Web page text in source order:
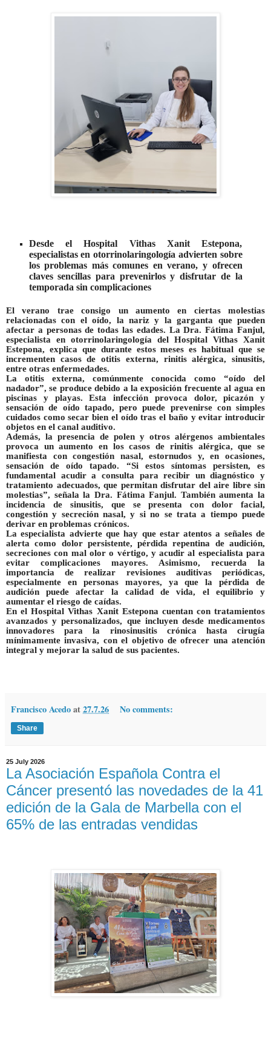
Desde el Hospital Vithas Xanit Estepona,
especialistas en otorrinolaringología advierten sobre
los problemas más comunes en verano, y ofrecen
claves sencillas para prevenirlos y disfrutar de la
temporada sin complicaciones
El verano trae consigo un aumento en ciertas molestias
relacionadas con el oído, la nariz y la garganta que pueden
afectar a personas de todas las edades. LaDra. Fátima Fanjul,
especialista en otorrinolaringología del Hospital Vithas Xanit
Estepona, explica que durante estos meses es habitual que se
incrementen casos de otitis externa, rinitis alérgica, sinusitis,
entre otras enfermedades.
La otitis externa, comúnmente conocida como “oído del
nadador”,se produce debido a la exposición frecuente al agua en
piscinas y playas. Esta infección provoca dolor, picazón y
sensación de oído tapado, pero puede prevenirse con simples
cuidados como secar bien el oído tras el baño y evitar introducir
objetos en el canal auditivo.
Además, la presencia de polen y otros alérgenos ambientales
provoca un aumento en los casos de rinitis alérgica, que se
manifiesta con congestión nasal, estornudos y, en ocasiones,
sensación de oído tapado. “Si estos síntomas persisten, es
fundamental acudir a consulta para recibir un diagnóstico y
tratamiento adecuados, que permitan disfrutar del aire libre sin
molestias”, señala la Dra. Fátima Fanjul. También aumenta la
incidencia de sinusitis, que se presenta con dolor facial,
congestión y secreción nasal, y si no se trata a tiempo puede
derivar en problemas crónicos.
La especialista advierte que hay que estar atentos a señales de
alerta como dolor persistente, pérdida repentina de audición,
secreciones con mal olor o vértigo, yacudir al especialista para
evitar complicaciones mayores. Asimismo, recuerda la
importancia de realizar revisiones auditivas periódicas,
especialmente en personas mayores, ya que la pérdida de
audiciónpuede afectar la calidad de vida, el equilibrio y
aumentar el riesgo de caídas.
En elHospital Vithas Xanit Esteponacuentan con tratamientos
avanzados y personalizados, que incluyen desde medicamentos
innovadores para la rinosinusitis crónica hasta cirugía
mínimamente invasiva, con el objetivo de ofrecer una atención
integral y mejorar la salud de sus pacientes.
Francisco Acedoat27.7.26 No comments:
Share
25 July 2026
La Asociación Española Contra el
Cáncer presentó las novedades de la 41
edición de la Gala de Marbella con el
65% de las entradas vendidas